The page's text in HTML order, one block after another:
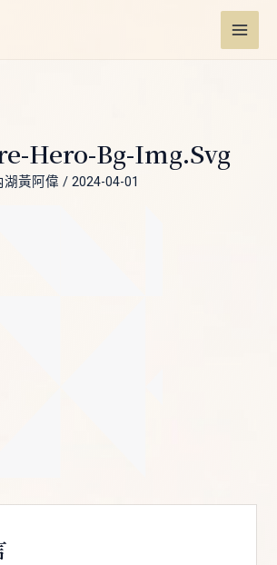
Hero-Bg-Img.svg
湖黃阿偉/2024-04-01